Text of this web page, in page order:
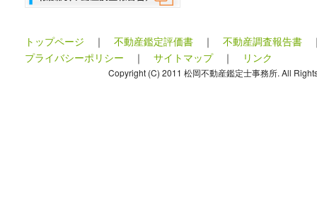
トップページ ｜ 不動産鑑定評価書 ｜ 不動産調査報告書
プライバシーポリシー ｜ サイトマップ｜ リンク
Copyright (C) 2011 松岡不動産鑑定士事務所. All